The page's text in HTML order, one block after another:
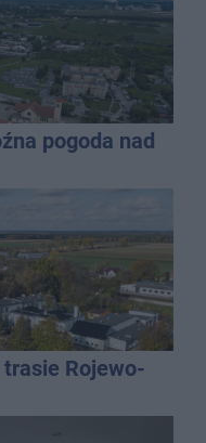
pogoda nad
Rojewo-